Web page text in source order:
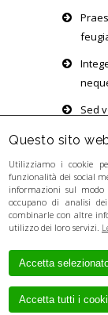
Sed
Creato
IVA
Questo sito
Utilizziamo i cookie
funzionalità dei social
informazioni sul
occupano di analisi
combinarle con altre
utilizzo dei loro servizi.
Accetta
Accetta tutti i